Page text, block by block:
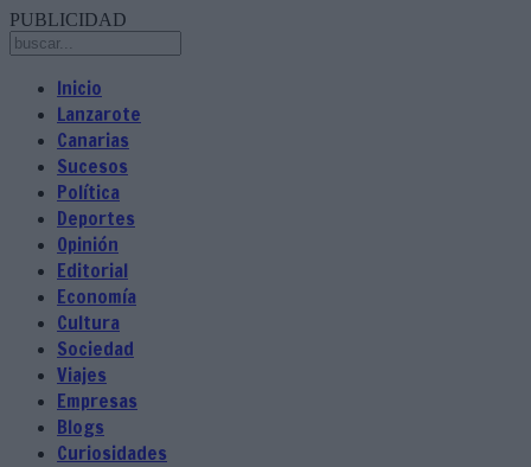
PUBLICIDAD
Inicio
Lanzarote
Canarias
Sucesos
Política
Deportes
Opinión
Editorial
Economía
Cultura
Sociedad
Viajes
Empresas
Blogs
Curiosidades